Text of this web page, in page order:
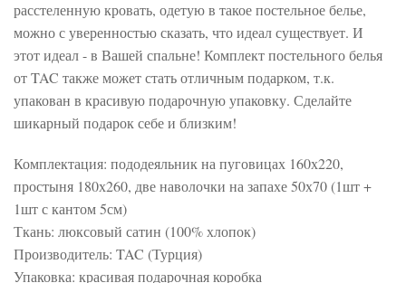
расстеленную кровать, одетую в такое постельное белье,
можно с уверенностью сказать, что идеал существует. И
этот идеал - в Вашей спальне! Комплект постельного белья
от TAC также может стать отличным подарком, т.к.
упакован в красивую подарочную упаковку. Сделайте
шикарный подарок себе и близким!
Комплектация: пододеяльник на пуговицах 160х220,
простыня 180х260, две наволочки на запахе 50х70 (1шт +
1шт с кантом 5см)
Ткань: люксовый сатин (100% хлопок)
Производитель: TAC (Турция)
Упаковка: красивая подарочная коробка